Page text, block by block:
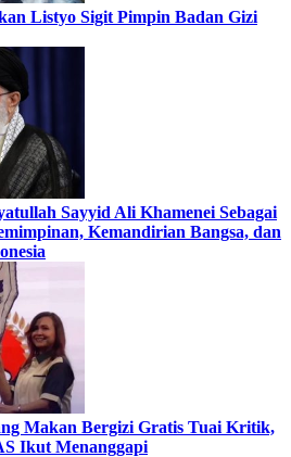
Listyo Sigit Pimpin Badan Gizi
Sayyid Ali Khamenei Sebagai
Kemandirian Bangsa, dan
Makan Bergizi Gratis Tuai Kritik,
Ikut Menanggapi